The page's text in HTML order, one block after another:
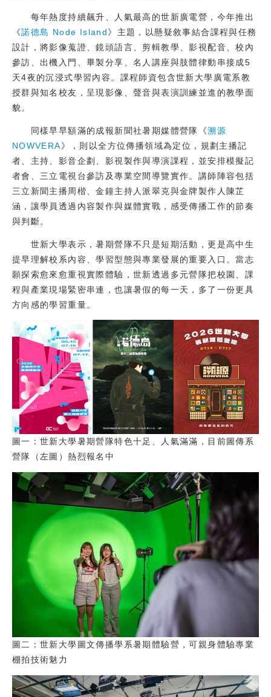
每年熱度持續飆升、人氣最高的世新廣電營，今年推出
《諾德島 Node Island》主題，以懸疑敘事結合課程與任務
設計，將影像蒐證、鏡頭語言、剪輯教學、影視配音、校內
參訪、出機入門、畢製分享、名人講座與肢體律動串接成5
天4夜的沉浸式學習內容。課程師資包含世新大學廣電系教
授群與知名校友，呈現影像、聲音與表演訓練並進的教學面
貌。
同樣早早額滿的成報新聞社暑期媒體營隊《溯源
NOWVERA》，則以全方位傳播領域為定位，規劃主播記
者、主持、影音企劃、影視製作與導演課程，並安排模擬記
者會、三立電視台參訪及專業空間導覽實作。講師陣容包括
三立新聞主播周楷、金鐘主持人派翠克與金牌製作人陳芷
涵，讓學員透過內容製作與媒體實戰，感受傳播工作的節奏
與判斷。
世新大學表示，暑期營隊不只是短期活動，更是高中生
提早理解校系內容、學習型態與專業發展的重要入口。當志
願探索愈來愈重視實際體驗，世新透過多元營隊把校園、課
程與產業現場緊密串連，也讓暑假的每一天，多了一份更具
方向感的學習重量。
圖一：世新大學暑期營隊特色十足、人氣滿滿，目前圖傳系
營隊（左圖）熱烈報名中
圖二：世新大學圖文傳播學系暑期體驗營，可親身體驗專業
棚拍技術魅力